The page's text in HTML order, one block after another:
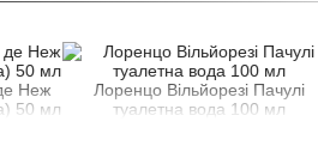
Лоренцо Вільйорезі Пачулі
туалетна вода 100 мл